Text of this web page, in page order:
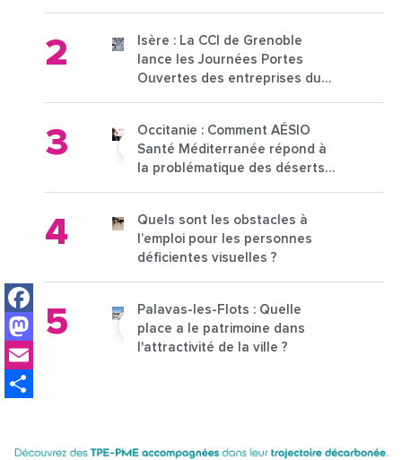
Facebook
Mastodon
Isère : La CCI de Grenoble
lance les Journées Portes
Ouvertes des entreprises du
Occitanie : Comment AÉSIO
Santé Méditerranée répond à
la problématique des déserts
Quels sont les obstacles à
l’emploi pour les personnes
déficientes visuelles ?
Palavas-les-Flots : Quelle
place a le patrimoine dans
l'attractivité de la ville ?